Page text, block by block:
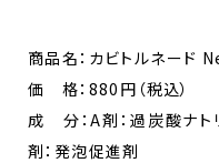
商品名：カビトルネード
価 格：880円（税込）
成 分：A剤：過炭酸ナト
剤：発泡促進剤